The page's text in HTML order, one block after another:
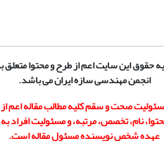
حقوق این سایت اعم از طرح و محتوا متعلق
انجمن مهندسی سازه ایران می باشد.
صحت و سقم کلیه مطالب مقاله اعم از
نام، تخصص، مرتبه، و مسئولیت افراد به
عهده شخص نویسنده مسئول مقاله است.